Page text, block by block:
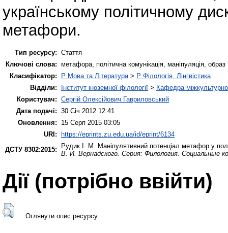
українському політичному
метафори.
Тип ресурсу: Стаття
Ключові слова: метафора, політична комунікація, маніпуляція, образ
Класифікатор:
P Мова та Література > P Філологія. Лінгвістика
Відділи:
Інститут іноземної філології > Кафедра
Користувач: Сергій Олексійович Гавриловський
Дата подачі: 30 Січ 2012 12:41
Оновлення:
15 Серп 2015 03:05
URI: https://eprints.zu.edu.ua/id/eprint/6134
ДСТУ 8302:2015:
Рудик І. М.
Маніпулятивний потенціал метафор у
В. И. Вернадского. Серия: Филология. Социальные
Дії ​​(потрібно ввійти)
Оглянути опис ресурсу